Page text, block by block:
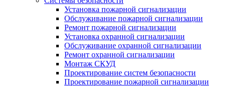
Установка пожарной сигнализации
Обслуживание пожарной сигнализации
Ремонт пожарной сигнализации
Установка охранной сигнализации
Обслуживание охранной сигнализации
Ремонт охранной сигнализации
Монтаж СКУД
Проектирование систем безопасности
Проектирование пожарной сигнализации